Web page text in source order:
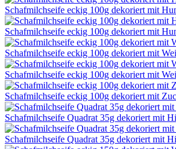
Schafmilchseife eckig 100g dekoriert mit
Schafmilchseife eckig 100g dekoriert mit
Schafmilchseife eckig 100g dekoriert mit
Schafmilchseife eckig 100g dekoriert mit
Schafmilchseife eckig 100g dekoriert mit
Schafmilchseife Quadrat 35g dekoriert mit
Schafmilchseife Quadrat 35g dekoriert mit